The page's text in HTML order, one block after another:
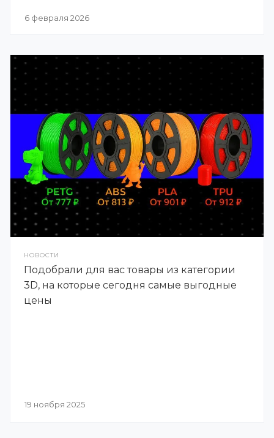
6 февраля 2026
НОВОСТИ
Подобрали для вас товары из категории
3D, на которые сегодня самые выгодные
цены
19 ноября 2025